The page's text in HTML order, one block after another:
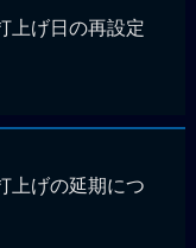
上げ日の再設定
上げの延期につ